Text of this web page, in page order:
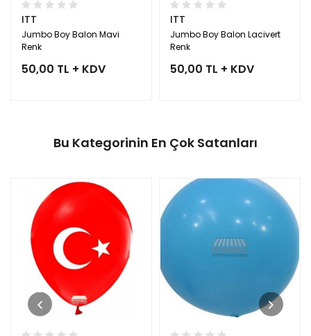
ITT
Jumbo Boy Balon Mavi
Renk
50,00 TL + KDV
ITT
Jumbo Boy Balon Lacivert
Renk
50,00 TL + KDV
Bu Kategorinin En Çok Satanları